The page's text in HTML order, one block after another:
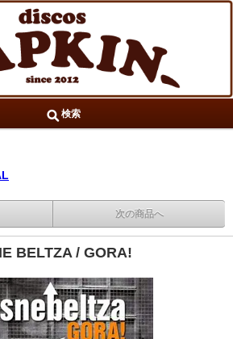
検索
次の商品へ
BELTZA / GORA!